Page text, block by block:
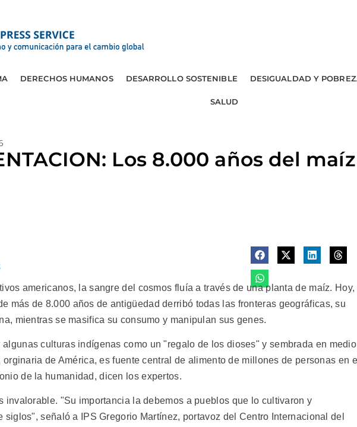
DERECHOS HUMANOS DESARROLLO SOSTENIBLE DESIGUALDAD Y
SALUD
Los 8.000 años del maíz
americanos, la sangre del cosmos fluía a través de una planta de maíz. Hoy,
más de 8.000 años de antigüedad derribó todas las fronteras geográficas, su
mientras se masifica su consumo y manipulan sus genes.
culturas indígenas como un "regalo de los dioses" y sembrada en medio
orginaria de América, es fuente central de alimento de millones de personas en
de la humanidad, dicen los expertos.
invalorable. "Su importancia la debemos a pueblos que lo cultivaron y
siglos", señaló a IPS Gregorio Martínez, portavoz del Centro Internacional del